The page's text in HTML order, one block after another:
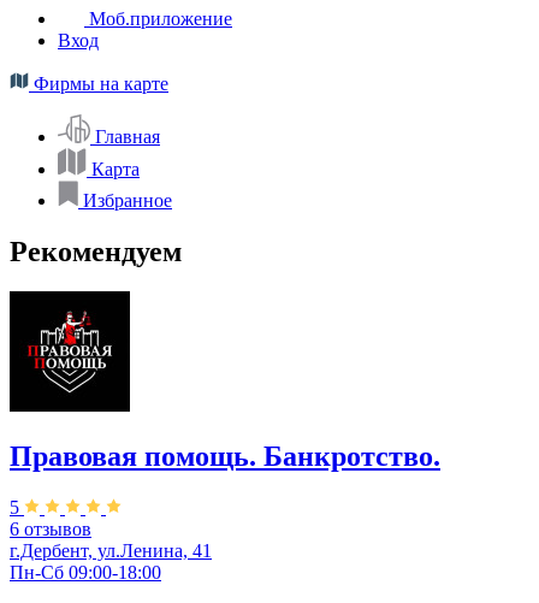
Моб.приложение
Вход
Фирмы на карте
Главная
Карта
Избранное
Рекомендуем
Правовая помощь. Банкротство.
5
6 отзывов
г.Дербент, ул.Ленина, 41
Пн-Сб 09:00-18:00